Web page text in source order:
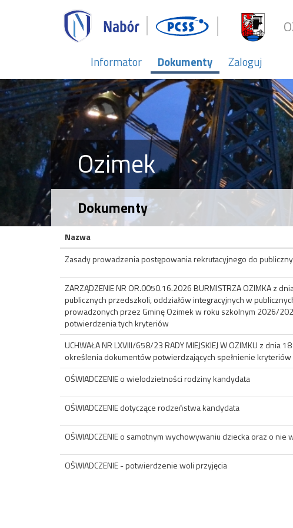
Informator Dokumenty Zaloguj
Ozimek
Dokumenty
Nazwa
Zasady prowadzenia postępowania rekrutacyjnego do
ZARZĄDZENIE NR OR.0050.16.2026 BURMISTRZA OZIMKA z
publicznych przedszkoli, oddziałów integracyjnych w
prowadzonych przez Gminę Ozimek w roku szkolnym 2026/
potwierdzenia tych kryteriów
UCHWAŁA NR LXVIII/658/23 RADY MIEJSKIEJ W OZIMKU z
określenia dokumentów potwierdzających spełnienie
OŚWIADCZENIE o wielodzietności rodziny kandydata
OŚWIADCZENIE dotyczące rodzeństwa kandydata
OŚWIADCZENIE o samotnym wychowywaniu dziecka oraz o
OŚWIADCZENIE - potwierdzenie woli przyjęcia